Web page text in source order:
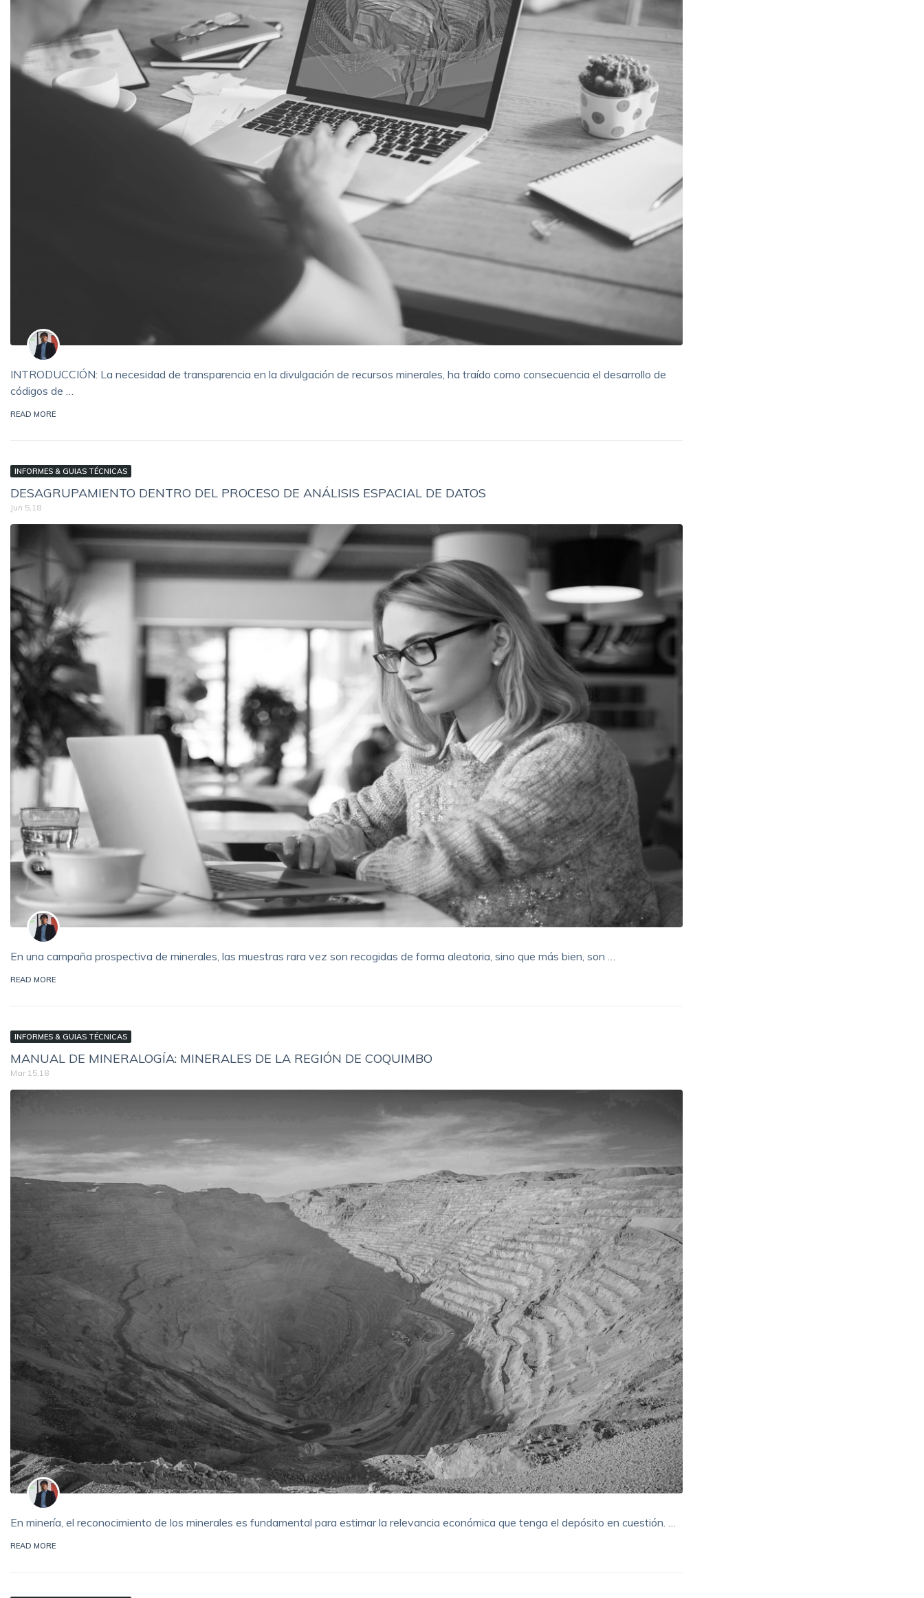
INTRODUCCIÓN: La necesidad de transparencia en la divulgación de recursos minerales, ha traído como consecuencia el desarrollo de
códigos de …
READ MORE
INFORMES & GUIAS TÉCNICAS
DESAGRUPAMIENTO DENTRO DEL PROCESO DE ANÁLISIS ESPACIAL DE DATOS
Jun 5,18
En una campaña prospectiva de minerales, las muestras rara vez son recogidas de forma aleatoria, sino que más bien, son …
READ MORE
INFORMES & GUIAS TÉCNICAS
MANUAL DE MINERALOGÍA: MINERALES DE LA REGIÓN DE COQUIMBO
Mar 15,18
En minería, el reconocimiento de los minerales es fundamental para estimar la relevancia económica que tenga el depósito en cuestión. …
READ MORE